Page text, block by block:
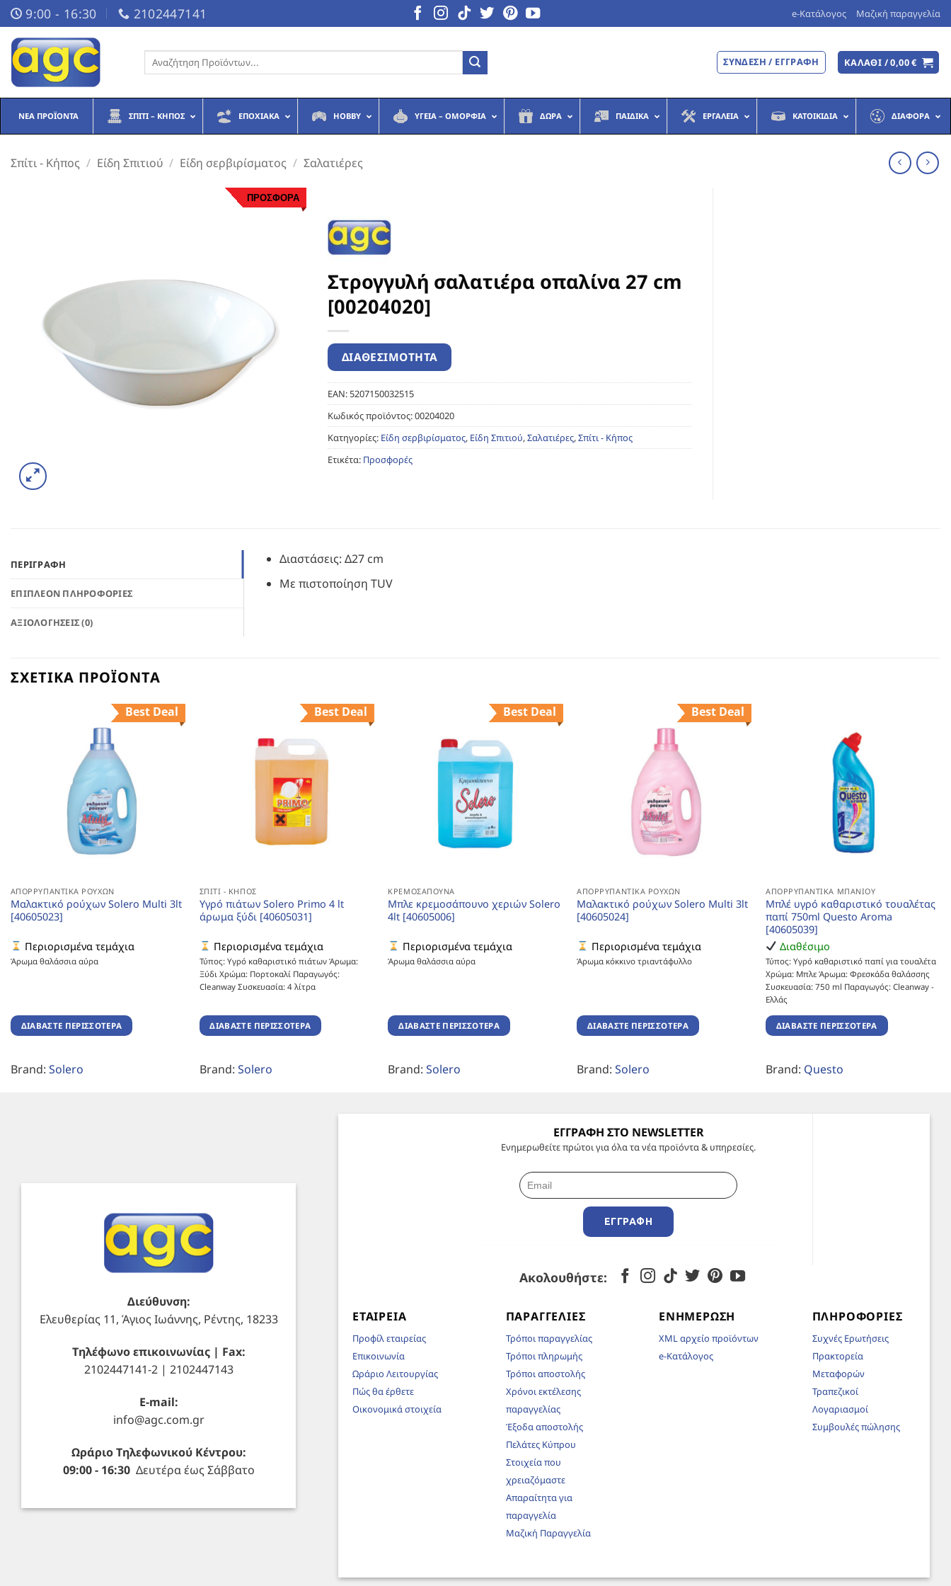
Μετάβαση
στο
περιεχόμενο
9:00 - 16:30 2102447141 e-Κατάλογος Μαζική παραγγελία
Αναζήτηση
ΣΎΝΔΕΣΗ / ΕΓΓΡΑΦΉ ΚΑΛΆΘΙ /0,00€
ΝΈΑ ΠΡΟΪΌΝΤΑ ΣΠΊΤΙ – ΚΉΠΟΣ ΕΠΟΧΙΑΚΆ HOBBY ΥΓΕΙΆ – ΟΜΟΡΦΙΆ ΔΏΡΑ ΠΑΙΔΙΚΆ ΕΡΓΑΛΕΊΑ ΚΑΤΟΙΚΊΔΙΑ ΔΙΆΦΟΡΑ
Σπίτι - Κήπος / Είδη Σπιτιού / Είδη σερβιρίσματος / Σαλατιέρες
ΠΡΟΣΦΟΡΑ
Στρογγυλή σαλατιέρα οπαλίνα 27 cm
[00204020]
EAN: 5207150032515
Κωδικός προϊόντος:00204020
Κατηγορίες: Είδη σερβιρίσματος, Είδη Σπιτιού,Σαλατιέρες,Σπίτι - Κήπος
Ετικέτα: Προσφορές
ΠΕΡΙΓΡΑΦΉ
ΕΠΙΠΛΈΟΝ ΠΛΗΡΟΦΟΡΊΕΣ
ΑΞΙΟΛΟΓΉΣΕΙΣ (0)
Διαστάσεις: Δ27 cm
Με πιστοποίηση TUV
ΣΧΕΤΙΚΆ ΠΡΟΪΌΝΤΑ
Best Deal
ΑΠΟΡΡΥΠΑΝΤΙΚΆ ΡΟΎΧΩΝ
Μαλακτικό ρούχων Solero Multi 3lt
[40605023]
Περιορισμένα τεμάχια
Άρωμα θαλάσσια αύρα
ΔΙΑΒΆΣΤΕ ΠΕΡΙΣΣΌΤΕΡΑ
Brand: Solero
Best Deal
ΣΠΊΤΙ - ΚΉΠΟΣ
Υγρό πιάτων Solero Primo 4 lt
άρωμα ξύδι [40605031]
Περιορισμένα τεμάχια
Τύπος: Υγρό καθαριστικό πιάτων Άρωμα:
Ξύδι Χρώμα: Πορτοκαλί Παραγωγός:
Cleanway Συσκευασία: 4 λίτρα
ΔΙΑΒΆΣΤΕ ΠΕΡΙΣΣΌΤΕΡΑ
Brand: Solero
Best Deal
ΚΡΕΜΟΣΆΠΟΥΝΑ
Μπλε κρεμοσάπουνο χεριών Solero
4lt [40605006]
Περιορισμένα τεμάχια
Άρωμα θαλάσσια αύρα
ΔΙΑΒΆΣΤΕ ΠΕΡΙΣΣΌΤΕΡΑ
Brand:Solero
Best Deal
ΑΠΟΡΡΥΠΑΝΤΙΚΆ ΡΟΎΧΩΝ
Μαλακτικό ρούχων Solero Multi 3lt
[40605024]
Περιορισμένα τεμάχια
Άρωμα κόκκινο τριαντάφυλλο
ΔΙΑΒΆΣΤΕ ΠΕΡΙΣΣΌΤΕΡΑ
Brand:Solero
ΑΠΟΡΡΥΠΑΝΤΙΚΆ ΜΠΆΝΙΟΥ
Μπλέ υγρό καθαριστικό τουαλέτας
παπί 750ml Questo Aroma
[40605039]
Διαθέσιμο
Τύπος: Υγρό καθαριστικό παπί για τουαλέτα
Χρώμα: Μπλε Άρωμα: Φρεσκάδα θαλάσσης
Συσκευασία: 750 ml Παραγωγός: Cleanway -
Ελλάς
ΔΙΑΒΆΣΤΕ ΠΕΡΙΣΣΌΤΕΡΑ
Brand: Questo
Διεύθυνση:
Ελευθερίας 11, Άγιος Ιωάννης, Ρέντης, 18233
Τηλέφωνο επικοινωνίας | Fax:
2102447141-2 | 2102447143
E-mail:
info@agc.com.gr
Ωράριο Τηλεφωνικού Κέντρου:
09:00 - 16:30Δευτέρα έως Σάββατο
ΕΓΓΡΑΦΗ ΣΤΟ NEWSLETTER
Ενημερωθείτε πρώτοι για όλα τα νέα προϊόντα & υπηρεσίες.
ΕΓΓΡΑΦΉ
Ακολουθήστε:
ΕΤΑΙΡΕΊΑ
Προφίλ εταιρείας
Επικοινωνία
Ωράριο Λειτουργίας
Πώς θα έρθετε
Οικονομικά στοιχεία
ΠΑΡΑΓΓΕΛΊΕΣ
Τρόποι παραγγελίας
Τρόποι πληρωμής
Τρόποι αποστολής
Χρόνοι εκτέλεσης
παραγγελίας
Έξοδα αποστολής
Πελάτες Κύπρου
Στοιχεία που
χρειαζόμαστε
Απαραίτητα για
παραγγελία
Μαζική Παραγγελία
ΕΝΗΜΈΡΩΣΗ
XML αρχείο προϊόντων
e-Κατάλογος
ΠΛΗΡΟΦΟΡΊΕΣ
Συχνές Ερωτήσεις
Πρακτορεία
Μεταφορών
Τραπεζικοί
Λογαριασμοί
Συμβουλές πώλησης